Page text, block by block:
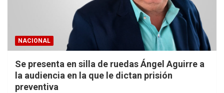
NACIONAL
Se presenta en silla de ruedas Ángel Aguirre a
la audiencia en la que le dictan prisión
preventiva